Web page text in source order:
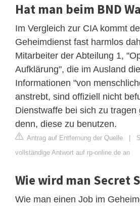
Hat man beim BND
Im Vergleich zur CIA kommt
Geheimdienst fast harmlos
Mitarbeiter der Abteilung 1,
Aufklärung", die im Ausland
Informationen "von
anstrebt, sind offiziell nicht
Dienstwaffe bei sich zu tragen
denn, diese zu benutzen.
Antrag auf Entfernung der Quelle |
vollständige Antwort auf rp-online.de an
Wie wird man Secret
Wie man einen Job im